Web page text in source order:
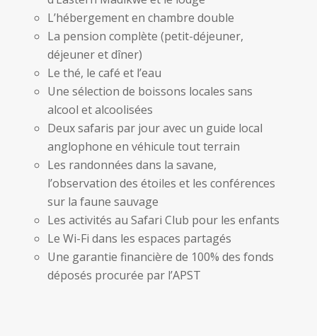
L’hébergement en chambre double
La pension complète (petit-déjeuner,
déjeuner et dîner)
Le thé, le café et l’eau
Une sélection de boissons locales sans
alcool et alcoolisées
Deux safaris par jour avec un guide local
anglophone en véhicule tout terrain
Les randonnées dans la savane,
l’observation des étoiles et les conférences
sur la faune sauvage
Les activités au Safari Club pour les enfants
Le Wi-Fi dans les espaces partagés
Une garantie financière de 100% des fonds
déposés procurée par l’APST